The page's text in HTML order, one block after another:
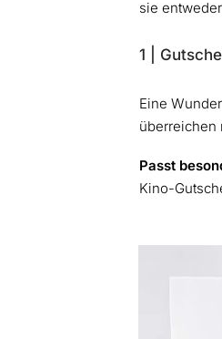
sie
1 |
Eine
überreichen
Passt
Kino-